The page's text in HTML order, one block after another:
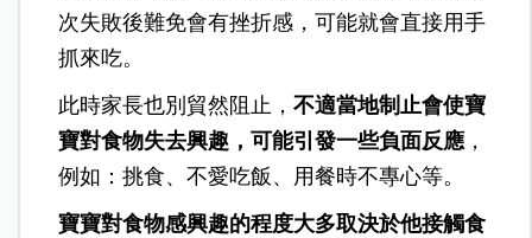
次失敗後難免會有挫折感，可能就會直接用手
抓來吃。
此時家長也別貿然阻止，不適當地制止會使寶
寶對食物失去興趣，可能引發一些負面反應 ，
例如：挑食、不愛吃飯、用餐時不專心等。
寶寶對食物感興趣的程度大多取決於他接觸食